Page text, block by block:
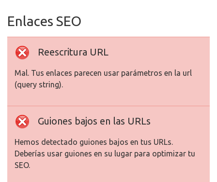
Enlaces SEO
Reescritura URL
Mal. Tus enlaces parecen usar parámetros en la url
(query string).
Guiones bajos en las URLs
Hemos detectado guiones bajos en tus URLs.
Deberías usar guiones en su lugar para optimizar tu
SEO.